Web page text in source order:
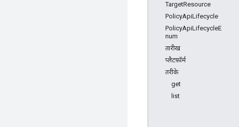
TargetResource
PolicyApiLifecycle
PolicyApiLifecycleE
num
तारीख
प्लैटफ़ॉर्म
तरीके
get
list